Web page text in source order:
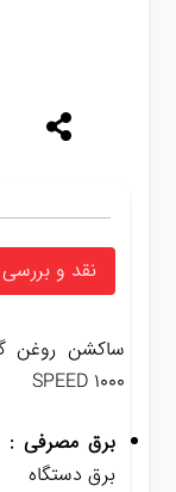
نقد و بررسی
SPEED 1000
برق مصرفی :
برق دستگاه